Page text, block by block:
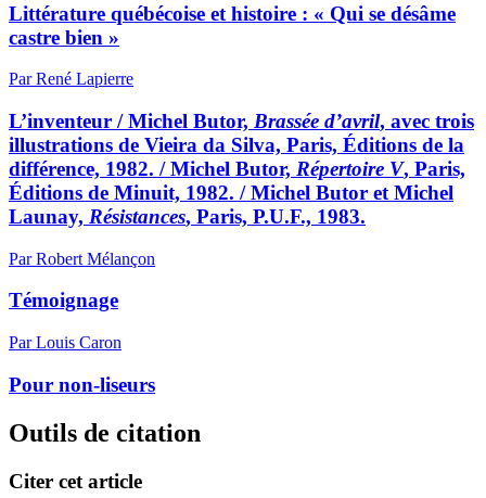
Littérature québécoise et histoire : « Qui se désâme
castre bien »
Par René Lapierre
L’inventeur / Michel Butor, Brassée d’avril, avec trois
illustrations de Vieira da Silva, Paris, Éditions de la
différence, 1982. / Michel Butor, Répertoire V, Paris,
Éditions de Minuit, 1982. / Michel Butor et Michel
Launay, Résistances, Paris, P.U.F., 1983.
Par Robert Mélançon
Témoignage
Par Louis Caron
Pour non-liseurs
Outils de citation
Citer cet article